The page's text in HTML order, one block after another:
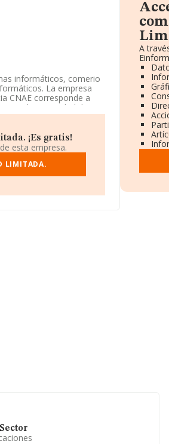
informáticos, comerio
La empresa
CNAE corresponde a
realiza actividad de
situada en Calle De
en el ámbito
media de facturación
15 empresas,
¡Es gratis!
esta empresa.
LIMITADA.
A